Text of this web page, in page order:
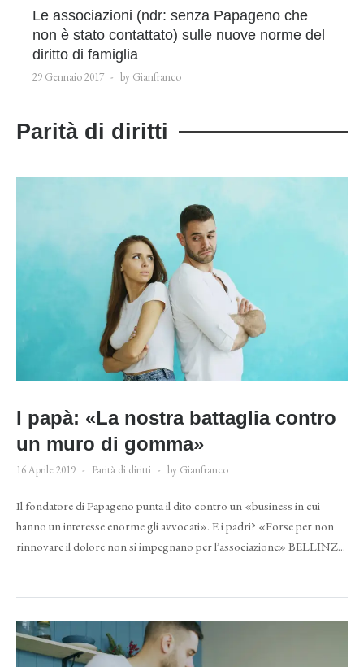
Le associazioni (ndr: senza Papageno che
non è stato contattato) sulle nuove norme del
diritto di famiglia
29 Gennaio 2017 by Gianfranco
Parità di diritti
I papà: «La nostra battaglia contro
un muro di gomma»
16 Aprile 2019 Parità di diritti by Gianfranco
Il fondatore di Papageno punta il dito contro un «business in cui
hanno un interesse enorme gli avvocati». E i padri? «Forse per non
rinnovare il dolore non si impegnano per l’associazione» BELLINZ...